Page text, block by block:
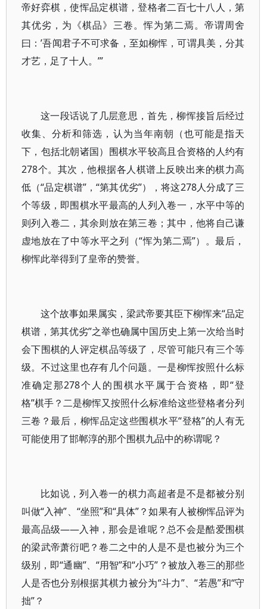
帝好弈棋，使恽品定棋谱，登格者二百七十八人，第
其优劣，为《棋品》三卷。恽为第二焉。帝谓周舍
曰：’吾闻君子不可求备，至如柳恽，可谓具美，分其
才艺，足了十人。’”
这一段话说了几层意思，首先，柳恽接旨后经过
收集、分析和筛选，认为当年南朝（也可能是指天
下，包括北朝诸国）围棋水平较高且合资格的人约有
278个。其次，他根据各人棋谱上反映出来的棋力高
低（“品定棋谱”，“第其优劣”），将这278人分成了三
个等级，即围棋水平最高的人列入卷一，水平中等的
则列入卷二，其余则放在第三卷；其中，他将自己谦
虚地放在了中等水平之列（“恽为第二焉”）。最后，
柳恽此举得到了皇帝的赞誉。
这个故事如果属实，梁武帝要其臣下柳恽来“品定
棋谱，第其优劣”之举也确属中国历史上第一次给当时
会下围棋的人评定棋品等级了，尽管可能只有三个等
级。不过这里也存有几个问题。一是柳恽按照什么标
准确定那278个人的围棋水平属于合资格，即“登
格”棋手？二是柳恽又按照什么标准给这些登格者分列
三卷？最后，柳恽品定这些围棋水平“登格”的人有无
可能使用了邯郸淳的那个围棋九品中的称谓呢？
比如说，列入卷一的棋力高超者是不是都被分别
叫做“入神”、“坐照”和“具体”？如果有人被柳恽品评为
最高品级——入神，那会是谁呢？总不会是酷爱围棋
的梁武帝萧衍吧？卷二之中的人是不是也被分为三个
级别，即“通幽”、“用智”和“小巧”？被放入卷三的那些
人是否也分别根据其棋力被分为“斗力”、“若愚”和“守
拙”？